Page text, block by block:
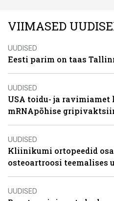
VIIMASED
UUDISED
Eesti parim on taas
UUDISED
USA toidu- ja ravimiamet
mRNApõhise
UUDISED
Kliinikumi ortopeedid
osteoartroosi teemalises
UUDISED